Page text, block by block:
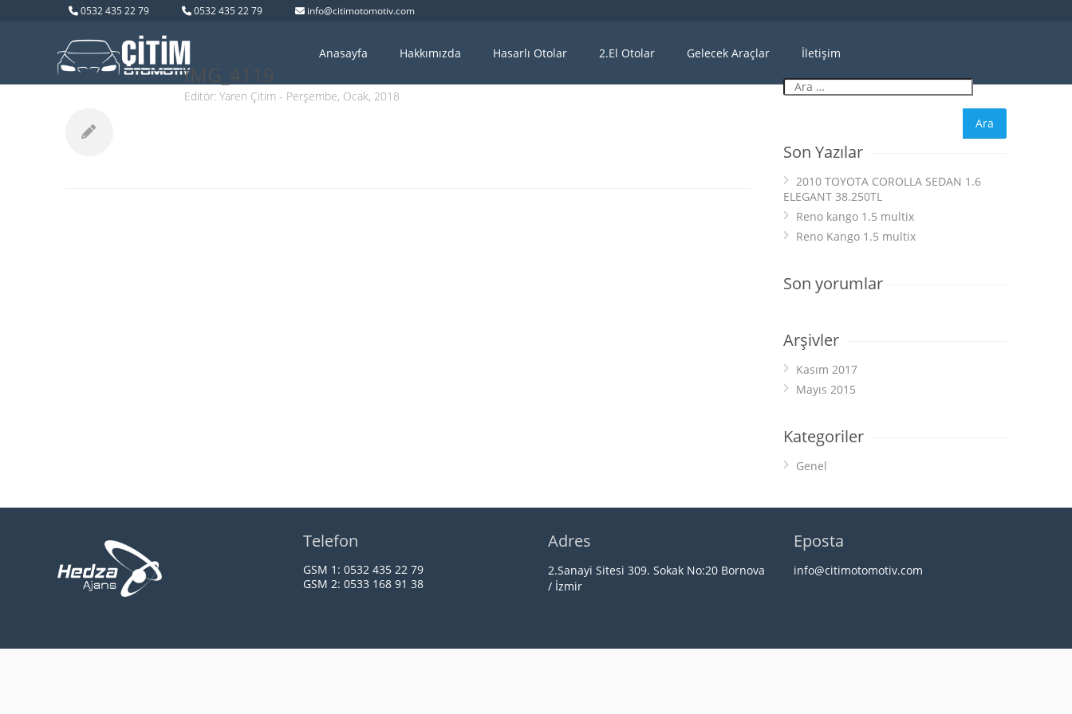
0532 435 22 79 0532 435 22 79 info@citimotomotiv.com
Anasayfa Hakkımızda Hasarlı Otolar 2.El Otolar Gelecek Araçlar İletişim
IMG_4119
Editör: Yaren Çitim - Perşembe, Ocak, 2018
Son Yazılar
2010 TOYOTA COROLLA SEDAN 1.6
ELEGANT 38.250TL
Reno kango 1.5 multix
Reno Kango 1.5 multix
Son yorumlar
Arşivler
Kasım 2017
Mayıs 2015
Kategoriler
Genel
Telefon
GSM 1: 0532 435 22 79
GSM 2: 0533 168 91 38
Adres
2.Sanayi Sitesi 309. Sokak No:20 Bornova
/ İzmir
Eposta
info@citimotomotiv.com